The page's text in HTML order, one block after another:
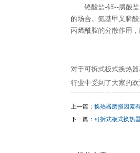
铬酸盐-锌--膦酸
的场合。氨基甲叉膦
丙烯酰胺的分散作用
对于可拆式板式换热
行业中受到了大家的
上一篇： 换热器磨损因素
下一篇： 可拆式板式换热